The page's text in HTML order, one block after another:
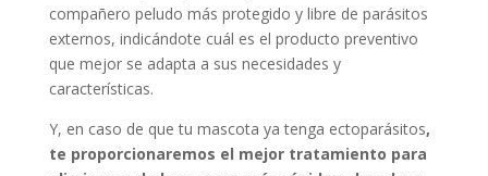
compañero peludo más protegido y libre de parásitos
externos, indicándote cuál es el producto preventivo
que mejor se adapta a sus necesidades y
características.
Y, en caso de que tu mascota ya tenga ectoparásitos,
te proporcionaremos el mejor tratamiento para